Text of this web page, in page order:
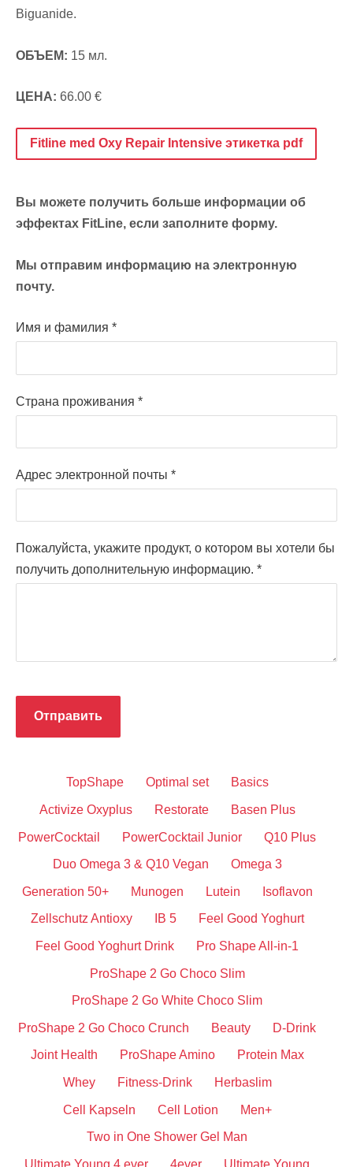
Biguanide.
ОБЪЕМ: 15 мл.
ЦЕНА: 66.00 €
Fitline med Oxy Repair Intensive этикетка pdf
Вы можете получить больше информации об
эффектах FitLine, если заполните форму.
Мы отправим информацию на электронную
почту.
Имя и фамилия *
Страна проживания *
Адрес электронной почты *
Пожалуйста, укажите продукт, о котором вы хотели бы
получить дополнительную информацию. *
TopShape Optimal set Basics
Activize Oxyplus Restorate Basen Plus
PowerCocktail PowerCocktail Junior Q10 Plus
Duo Omega 3 & Q10 Vegan Omega 3
Generation 50+ Munogen Lutein Isoflavon
Zellschutz Antioxy IB 5 Feel Good Yoghurt
Feel Good Yoghurt Drink Pro Shape All-in-1
ProShape 2 Go Choco Slim
ProShape 2 Go White Choco Slim
ProShape 2 Go Choco Crunch Beauty D-Drink
Joint Health ProShape Amino Protein Max
Whey Fitness-Drink Herbaslim
Cell Kapseln Cell Lotion Men+
Two in One Shower Gel Man
Ultimate Young 4 ever 4ever Ultimate Young